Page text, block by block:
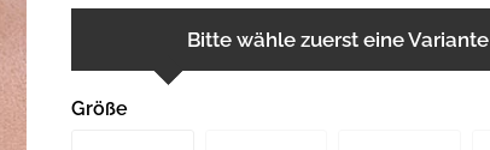
Bitte wähle zuerst eine Variante
Größe